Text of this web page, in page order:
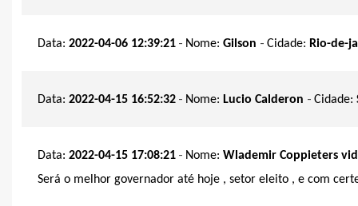
Data: 2022-04-06 12:39:21 - Nome: Gilson - Cidade: Rio-de-
Data: 2022-04-15 16:52:32 - Nome: Lucio Calderon - Cidade:
Data: 2022-04-15 17:08:21 - Nome: Wlademir Coppieters
Será o melhor governador até hoje , setor eleito , e com